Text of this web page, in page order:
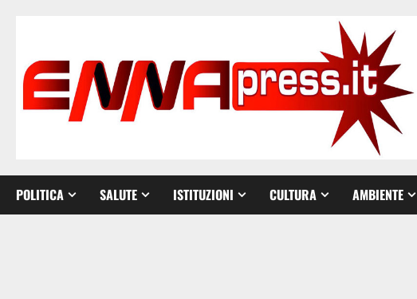
POLITICA SALUTE ISTITUZIONI CULTURA AMBIENTE